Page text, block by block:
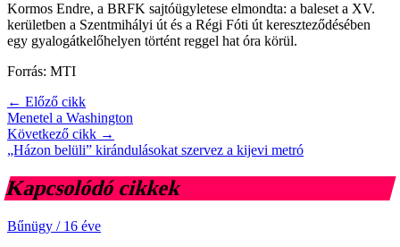
Kormos Endre, a BRFK sajtóügyletese elmondta: a baleset a XV.
kerületben a Szentmihályi út és a Régi Fóti út kereszteződésében
egy gyalogátkelőhelyen történt reggel hat óra körül.
Forrás: MTI
← Előző cikk
Menetel a Washington
Következő cikk →
„Házon belüli” kirándulásokat szervez a kijevi metró
Kapcsolódó cikkek
Bűnügy / 16 éve